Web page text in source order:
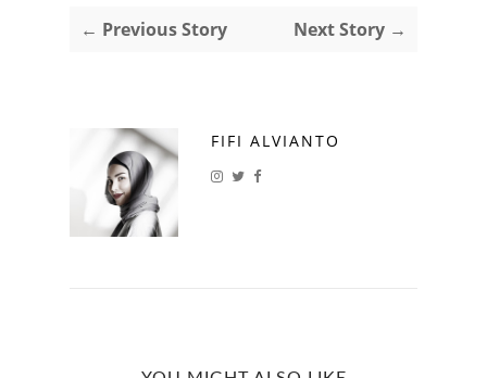
← Previous Story Next Story →
FIFI ALVIANTO